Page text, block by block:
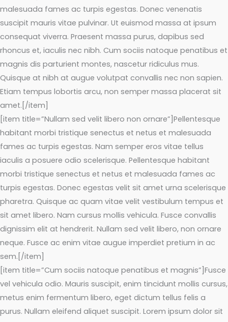
malesuada fames ac turpis egestas. Donec venenatis
suscipit mauris vitae pulvinar. Ut euismod massa at ipsum
consequat viverra. Praesent massa purus, dapibus sed
rhoncus et, iaculis nec nibh. Cum sociis natoque penatibus et
magnis dis parturient montes, nascetur ridiculus mus.
Quisque at nibh at augue volutpat convallis nec non sapien.
Etiam tempus lobortis arcu, non semper massa placerat sit
amet.[/item]
[item title=”Nullam sed velit libero non ornare”]Pellentesque
habitant morbi tristique senectus et netus et malesuada
fames ac turpis egestas. Nam semper eros vitae tellus
iaculis a posuere odio scelerisque. Pellentesque habitant
morbi tristique senectus et netus et malesuada fames ac
turpis egestas. Donec egestas velit sit amet urna scelerisque
pharetra. Quisque ac quam vitae velit vestibulum tempus et
sit amet libero. Nam cursus mollis vehicula. Fusce convallis
dignissim elit at hendrerit. Nullam sed velit libero, non ornare
neque. Fusce ac enim vitae augue imperdiet pretium in ac
sem.[/item]
[item title=”Cum sociis natoque penatibus et magnis”]Fusce
vel vehicula odio. Mauris suscipit, enim tincidunt mollis cursus,
metus enim fermentum libero, eget dictum tellus felis a
purus. Nullam eleifend aliquet suscipit. Lorem ipsum dolor sit